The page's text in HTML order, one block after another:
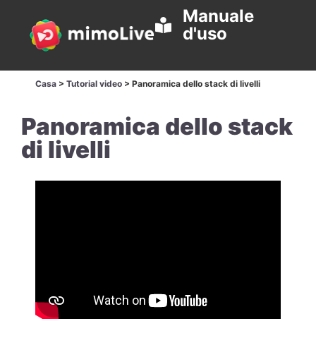
Manuale
d'uso
Casa > Tutorial video > Panoramica dello stack di livelli
Panoramica dello stack
di livelli